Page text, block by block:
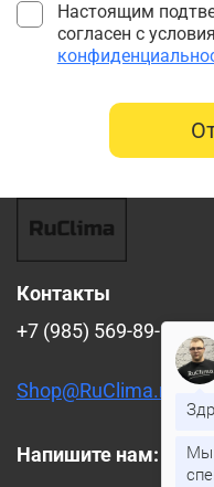
Настоящим
согласен с
Контакты
+7 (985) 569-89-88
Shop@RuClima.ru
Напишите нам:
Мы